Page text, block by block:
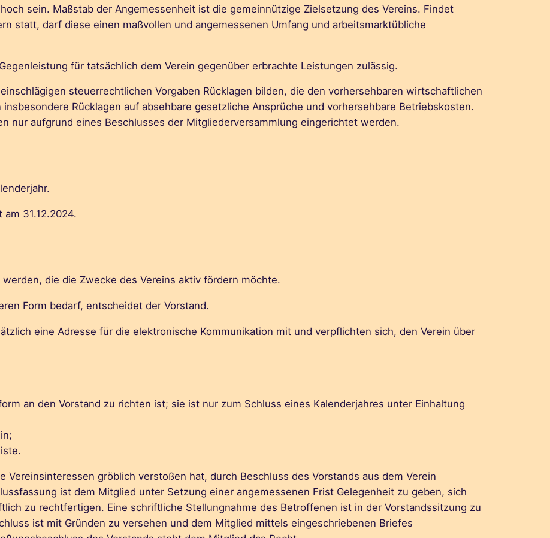
sein. Maßstab der Angemessenheit ist die gemeinnützige Zielsetzung des Vereins. Findet
statt, darf diese einen maßvollen und angemessenen Umfang und arbeitsmarktübliche
für tatsächlich dem Verein gegenüber erbrachte Leistungen zulässig.
steuerrechtlichen Vorgaben Rücklagen bilden, die den vorhersehbaren wirtschaftlichen
Rücklagen auf absehbare gesetzliche Ansprüche und vorhersehbare Betriebskosten.
nur aufgrund eines Beschlusses der Mitgliederversammlung eingerichtet werden.
31.12.2024.
die die Zwecke des Vereins aktiv fördern möchte.
Form bedarf, entscheidet der Vorstand.
eine Adresse für die elektronische Kommunikation mit und verpflichten sich, den Verein über
an den Vorstand zu richten ist; sie ist nur zum Schluss eines Kalenderjahres unter Einhaltung
Vereinsinteressen gröblich verstoßen hat, durch Beschluss des Vorstands aus dem Verein
ist dem Mitglied unter Setzung einer angemessenen Frist Gelegenheit zu geben, sich
zu rechtfertigen. Eine schriftliche Stellungnahme des Betroffenen ist in der Vorstandssitzung zu
ist mit Gründen zu versehen und dem Mitglied mittels eingeschriebenen Briefes